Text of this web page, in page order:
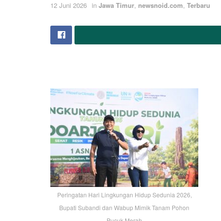
12 Juni 2026 in Jawa Timur, newsnoid.com, Terbaru
Peringatan Hari Lingkungan Hidup Sedunia 2026,
Bupati Subandi dan Wabup Mimik Tanam Pohon